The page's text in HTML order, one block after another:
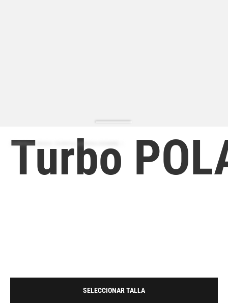
Turbo
SELECCIONAR TALLA